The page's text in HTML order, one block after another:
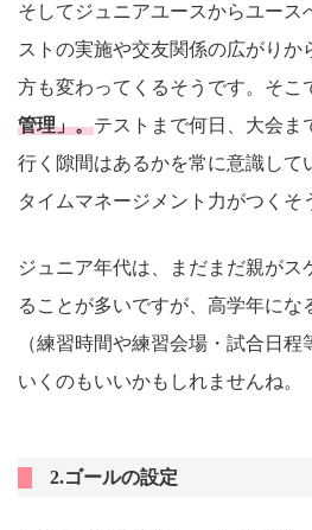
そしてジュニアユースからユース
ストの実施や交友関係の広がりか
方も変わってくるそうです。そこ
管理」。テストまで何日、大会ま
行く隙間はあるかを常に意識して
タイムマネージメント力がつくそ
ジュニア年代は、まだまだ親がス
ることが多いですが、高学年にな
（練習時間や練習会場・試合日
いくのもいいかもしれませんね。
2.ゴールの設定